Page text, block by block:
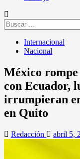
Internacional
Nacional
México
con Ecuador,
irrumpieran
en Quito
Redacción abril 5,